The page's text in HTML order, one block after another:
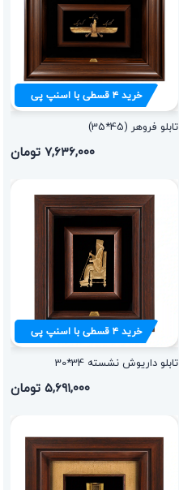
خرید۴قسطی با اسنپ پی
تابلو فروهر (45*35)
۷,۶۳۶,۰۰۰ تومان
خرید۴قسطی با اسنپ پی
تابلو داریوش نشسته 34*30
۵,۶۹۱,۰۰۰ تومان